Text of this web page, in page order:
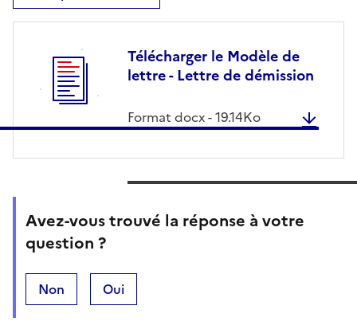
Télécharger le Modèle de
lettre - Lettre de démission
Format docx-19.14Ko
Avez-vous trouvé la réponse à votre
question ?
Non Oui